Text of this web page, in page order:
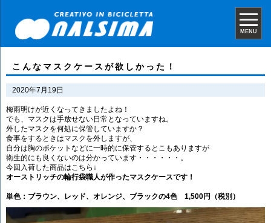
MENU
こんなマスクケースが欲しかった！
2020年7月19日
梅雨明けが近くなってきましたよね！
でも、マスクは手放せない日常となっていますね。
外したマスクを何処に保管していますか？
食事をするときはマスクを外しますが、
自分は胸のポケットなどに一時的に保管するとこもありますが
衛生的にも良くないのは分かっています・・・・・・。
今回入荷した商品はこちら↓
オーストリッチの輪行袋職人が作ったマスクケースです！
単色：ブラウン、レッド、オレンジ、ブラックの4色 1,500円（税別）